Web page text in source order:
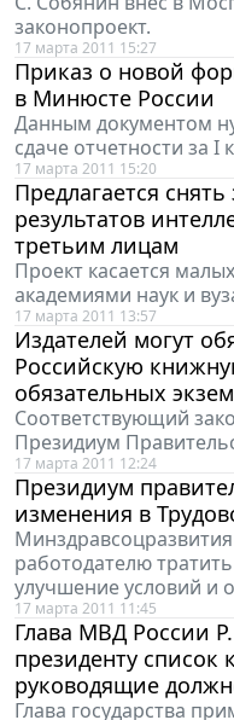
законопроект.
17 марта 2011 15:27
Приказ о новой
в Минюсте России
Данным документом
сдаче отчетности за I
17 марта 2011 15:20
Предлагается
результатов
третьим лицам
Проект касается
академиями наук и
17 марта 2011 13:57
Издателей могут
Российскую
обязательных
Соответствующий
Президиум
17 марта 2011 12:24
Президиум
изменения в
работодателю
улучшение условий и
17 марта 2011 11:45
Глава МВД России
президенту список
руководящие
Глава государства